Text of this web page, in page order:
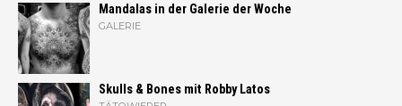
Mandalas in der Galerie der Woche
GALERIE
Skulls & Bones mit Robby Latos